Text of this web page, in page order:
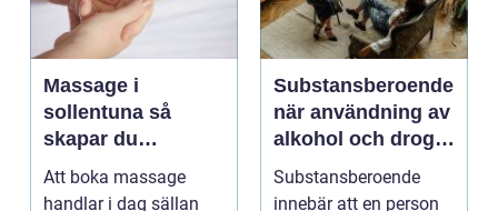
Massage i
sollentuna så
skapar du
återhämtning i
vardagen
Att boka massage
handlar i dag sällan
Substansberoende
när användning av
alkohol och droger
tar över vardagen
Substansberoende
innebär att en person